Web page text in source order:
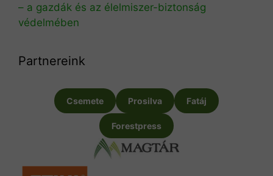
– a gazdák és az élelmiszer-biztonság
védelmében
Partnereink
Csemete Prosilva Fatáj
Forestpress